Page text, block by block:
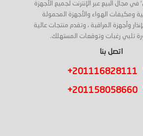
مجال البيع عبر الإنترنت لجميع الأجهزة
ومكيفات الهواء والأجهزة المحمولة
وأجهزة المراقبة ، وتقدم منتجات عالية
تلبي رغبات وتوقعات المستهلك.
اتصل بنا
+201116828111
+201158058660